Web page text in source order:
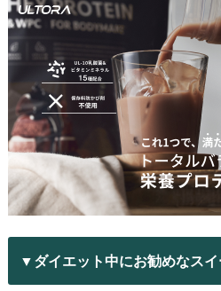
▼ダイエット中にお勧めなスイ